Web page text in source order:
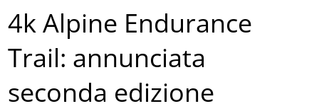
4k Alpine Endurance
Trail: annunciata
seconda edizione